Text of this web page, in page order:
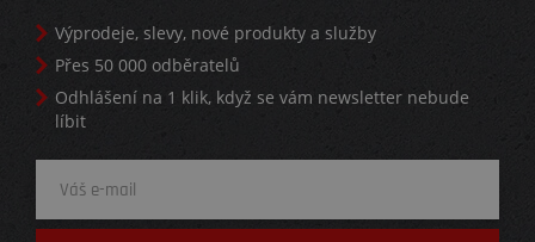
Výprodeje, slevy, nové produkty a služby
Přes 50 000 odběratelů
Odhlášení na 1 klik, když se vám newsletter nebude
líbit